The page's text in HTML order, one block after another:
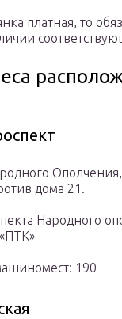
платная, то
Ополчения,
дома 21.
Народного
190